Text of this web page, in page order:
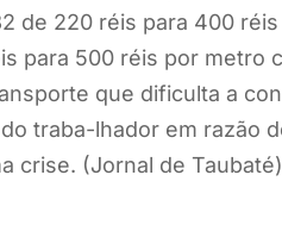
de 220 réis para 400
para 500 réis por metro
que dificulta a
traba-lhador em razão
crise. (Jornal de